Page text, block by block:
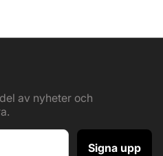
av nyheter och
Signa upp